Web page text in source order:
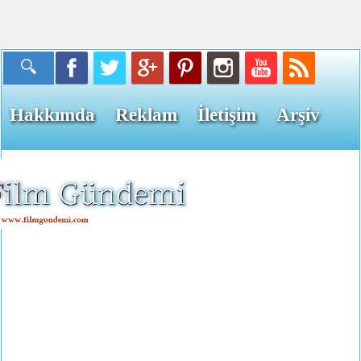
Hakkımda Reklam İletişim Arşiv